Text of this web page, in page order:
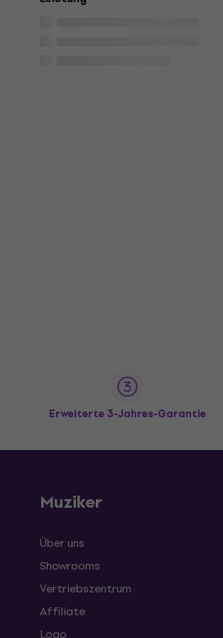
Erweiterte 3-Jahres-Garantie
Muziker
Über uns
Showrooms
Vertriebszentrum
Affiliate
Logo